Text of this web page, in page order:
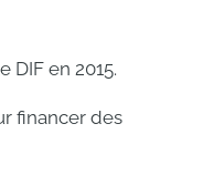
en 2015.
financer des